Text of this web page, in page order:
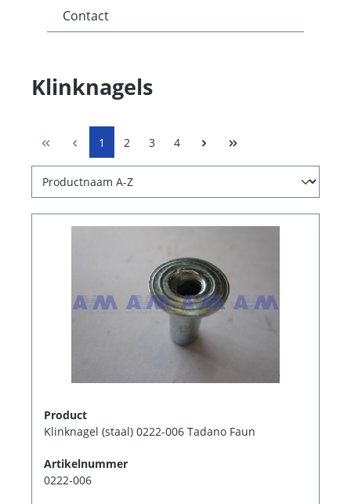
Contact
Klinknagels
1 2 3 4
Product
Klinknagel (staal) 0222-006 Tadano Faun
Artikelnummer
0222-006